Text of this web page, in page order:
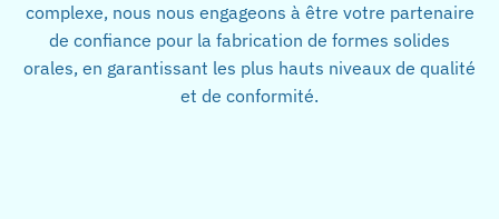
complexe, nous nous engageons à être votre partenaire
de confiance pour la fabrication de formes solides
orales, en garantissant les plus hauts niveaux de qualité
et de conformité.